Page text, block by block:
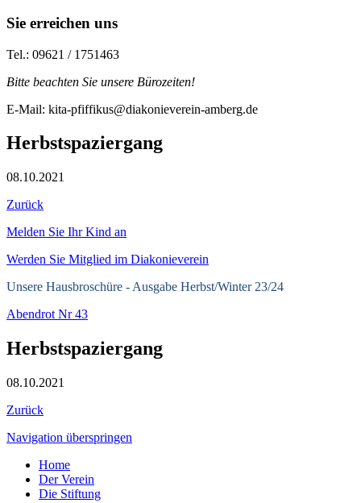
Sie erreichen uns
Tel.: 09621 / 1751463
Bitte beachten Sie unsere Bürozeiten!
E-Mail: kita-pfiffikus@diakonieverein-amberg.de
Herbstspaziergang
08.10.2021
Zurück
Melden Sie Ihr Kind an
Werden Sie Mitglied im Diakonieverein
Unsere Hausbroschüre - Ausgabe Herbst/Winter 23/24
Abendrot Nr 43
Herbstspaziergang
08.10.2021
Zurück
Navigation überspringen
Home
Der Verein
Die Stiftung